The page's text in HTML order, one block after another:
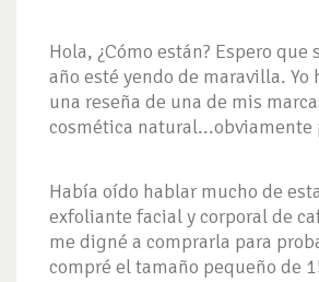
Hola, ¿Cómo están? Espero que
año esté yendo de maravilla. Yo
una reseña de una de mis
cosmética natural...obviamente
Había oído hablar mucho de
exfoliante facial y corporal de
me digné a comprarla para
compré el tamaño pequeño de